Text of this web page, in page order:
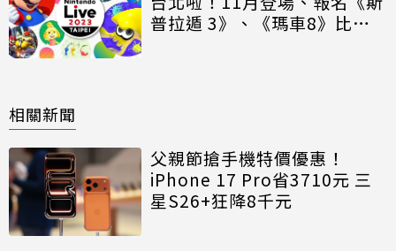
普拉遁 3》、《瑪車8》比賽
相關新聞
父親節搶手機特價優惠！
iPhone 17 Pro省3710元 三
星S26+狂降8千元